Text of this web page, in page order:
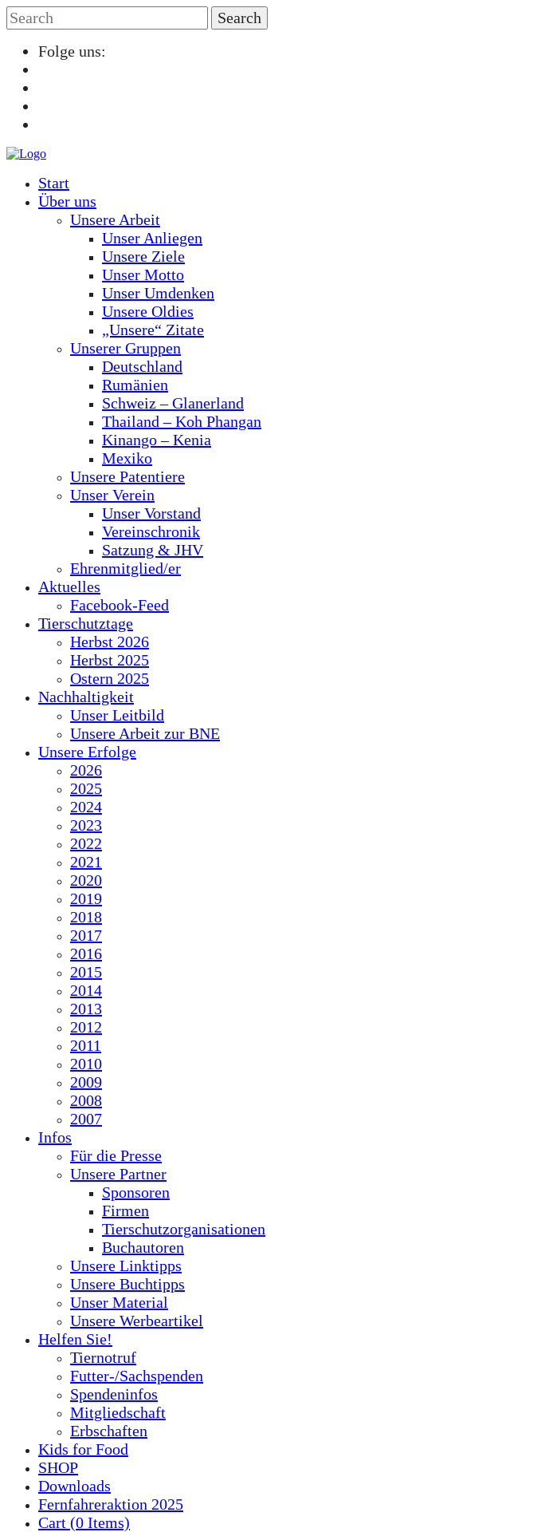
Folge uns:
Start
Über uns
Unsere Arbeit
Unser Anliegen
Unsere Ziele
Unser Motto
Unser Umdenken
Unsere Oldies
„Unsere“ Zitate
Unserer Gruppen
Deutschland
Rumänien
Schweiz – Glanerland
Thailand – Koh Phangan
Kinango – Kenia
Mexiko
Unsere Patentiere
Unser Verein
Unser Vorstand
Vereinschronik
Satzung & JHV
Ehrenmitglied/er
Aktuelles
Facebook-Feed
Tierschutztage
Herbst 2026
Herbst 2025
Ostern 2025
Nachhaltigkeit
Unser Leitbild
Unsere Arbeit zur BNE
Unsere Erfolge
2026
2025
2024
2023
2022
2021
2020
2019
2018
2017
2016
2015
2014
2013
2012
2011
2010
2009
2008
2007
Infos
Für die Presse
Unsere Partner
Sponsoren
Firmen
Tierschutzorganisationen
Buchautoren
Unsere Linktipps
Unsere Buchtipps
Unser Material
Unsere Werbeartikel
Helfen Sie!
Tiernotruf
Futter-/Sachspenden
Spendeninfos
Mitgliedschaft
Erbschaften
Kids for Food
SHOP
Downloads
Fernfahreraktion 2025
Cart (0 Items)